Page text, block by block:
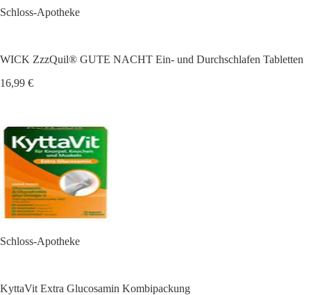
Schloss-Apotheke
WICK ZzzQuil® GUTE NACHT Ein- und Durchschlafen Tabletten
16,99 €
Schloss-Apotheke
KyttaVit Extra Glucosamin Kombipackung